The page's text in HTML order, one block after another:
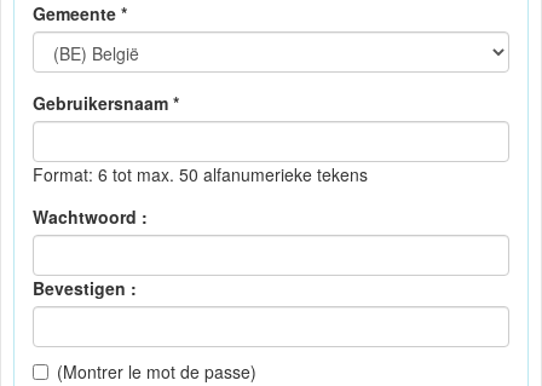
Gemeente *
Gebruikersnaam *
Format: 6 tot max. 50 alfanumerieke tekens
Wachtwoord :
Bevestigen :
(Montrer le mot de passe)